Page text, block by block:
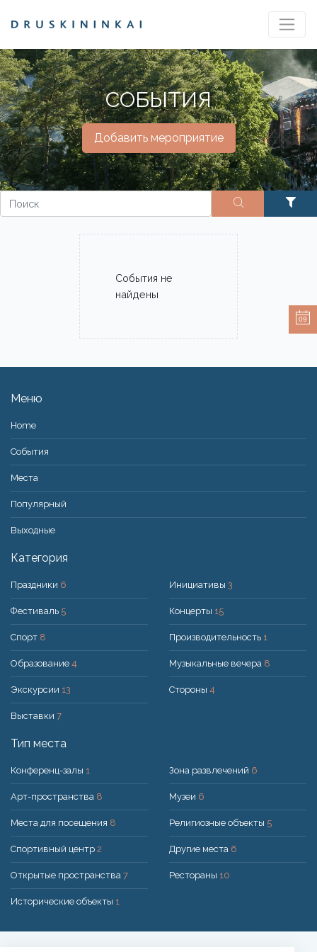
СОБЫТИЯ
Добавить мероприятие
События не
найдены
Меню
Home
События
Места
Популярный
Bыходные
Категория
Праздники 6
Фестиваль 5
Спорт 8
Образование 4
Экскурсии 13
Выставки 7
Инициативы 3
Концерты 15
Производительность 1
Музыкальные вечера 8
Стороны 4
Тип места
Конференц-залы 1
Арт-пространства 8
Места для посещения 8
Спортивный центр 2
Открытые пространства 7
Исторические объекты 1
Зона развлечений 6
Музеи 6
Религиозные объекты 5
Другие места 6
Рестораны 10
09